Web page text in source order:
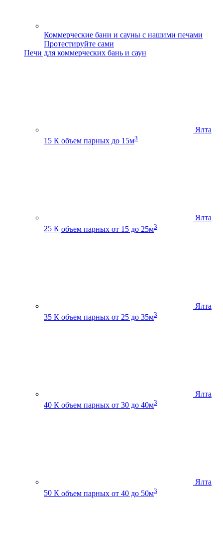
Коммерческие бани и сауны с нашими печами
Протестируйте сами
Печи для коммерческих бань и саун
Ялта
15 К объем парных до 15м3
Ялта
25 К объем парных от 15 до 25м3
Ялта
35 К объем парных от 25 до 35м3
Ялта
40 К объем парных от 30 до 40м3
Ялта
50 К объем парных от 40 до 50м3